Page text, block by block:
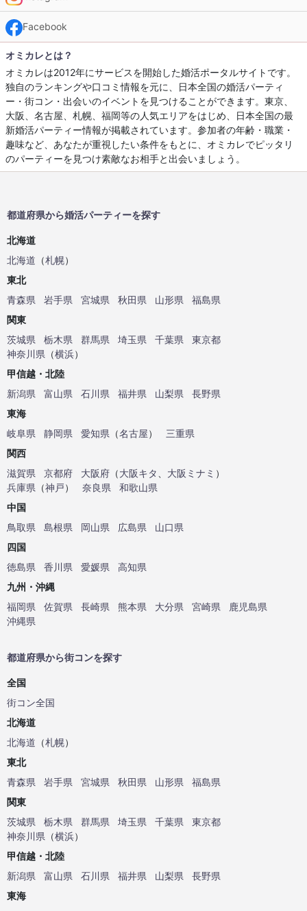
Facebook
オミカレとは？
オミカレは2012年にサービスを開始した婚活ポータルサイトです。
独自のランキングや口コミ情報を元に、日本全国の婚活パーティ
ー・街コン・出会いのイベントを見つけることができます。東京、
大阪、名古屋、札幌、福岡等の人気エリアをはじめ、日本全国の最
新婚活パーティー情報が掲載されています。参加者の年齢・職業・
趣味など、あなたが重視したい条件をもとに、オミカレでピッタリ
のパーティーを見つけ素敵なお相手と出会いましょう。
都道府県から婚活パーティーを探す
北海道
北海道 （札幌）
東北
青森県
岩手県 宮城県 秋田県 山形県
福島県
関東
茨城県
栃木県 群馬県 埼玉県 千葉県
東京都
神奈川県 （横浜）
甲信越・北陸
新潟県
富山県 石川県 福井県 山梨県
長野県
東海
岐阜県
静岡県 愛知県 （名古屋）
三重県
関西
滋賀県
京都府 大阪府 （大阪キタ 大阪ミナミ ）
兵庫県 （神戸） 奈良県
和歌山県
中国
鳥取県
島根県 岡山県 広島県
山口県
四国
徳島県
香川県 愛媛県
高知県
九州・沖縄
福岡県
佐賀県 長崎県 熊本県 大分県 宮崎県
鹿児島県
沖縄県
都道府県から街コンを探す
全国
街コン全国
北海道
北海道 （札幌）
東北
青森県
岩手県 宮城県 秋田県 山形県
福島県
関東
茨城県
栃木県 群馬県 埼玉県 千葉県
東京都
神奈川県 （横浜）
甲信越・北陸
新潟県
富山県 石川県 福井県 山梨県
長野県
東海